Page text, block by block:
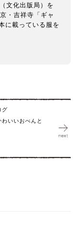
文化出版局）を
・吉祥寺「ギャ
に載っている服を
グ
いいおべんと